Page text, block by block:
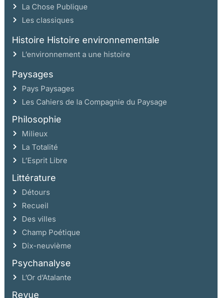
La Chose Publique
Les classiques
Histoire Histoire environnementale
L’environnement a une histoire
Paysages
Pays Paysages
Les Cahiers de la Compagnie du Paysage
Philosophie
Milieux
La Totalité
L’Esprit Libre
Littérature
Détours
Recueil
Des villes
Champ Poétique
Dix-neuvième
Psychanalyse
L’Or d’Atalante
Revue